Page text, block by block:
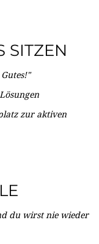
SITZEN
zur aktiven
du wirst nie wieder